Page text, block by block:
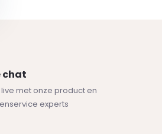
chat
live met onze product en
experts